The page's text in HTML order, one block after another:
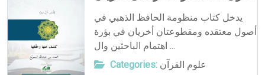
يدخل كتاب منظومة الحافظ الذهبي في
أصول معتقده ومقطوعتان أخريان في بؤرة
اهتمام الباحثين وال ...
Categories: علوم القرآن